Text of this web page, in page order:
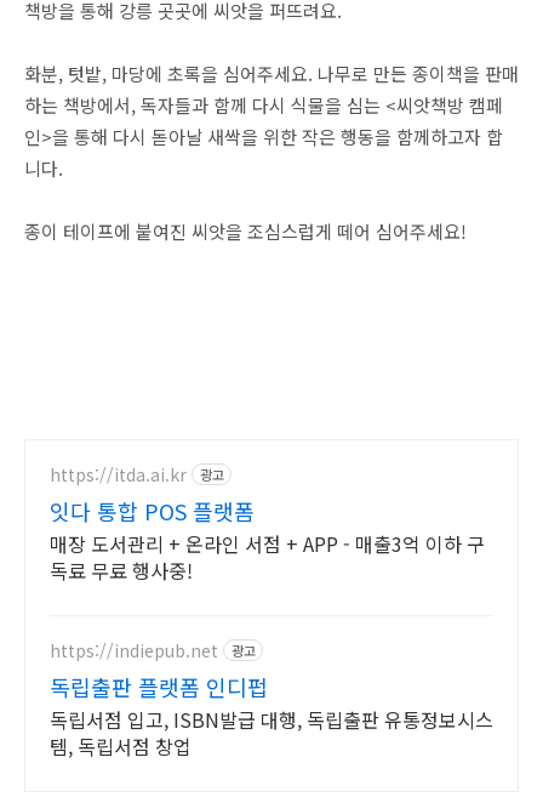
책방을 통해 강릉 곳곳에 씨앗을 퍼뜨려요.
화분, 텃밭, 마당에 초록을 심어주세요. 나무로 만든 종이책을 판매
하는 책방에서, 독자들과 함께 다시 식물을 심는 <씨앗책방 캠페
인>을 통해 다시 돋아날 새싹을 위한 작은 행동을 함께하고자 합
니다.
종이 테이프에 붙여진 씨앗을 조심스럽게 떼어 심어주세요!
https://itda.ai.kr 광고
잇다 통합 POS 플랫폼
매장 도서관리 + 온라인 서점 + APP - 매출3억 이하 구
독료 무료 행사중!
https://indiepub.net 광고
독립출판 플랫폼 인디펍
독립서점 입고, ISBN발급 대행, 독립출판 유통정보시스
템, 독립서점 창업